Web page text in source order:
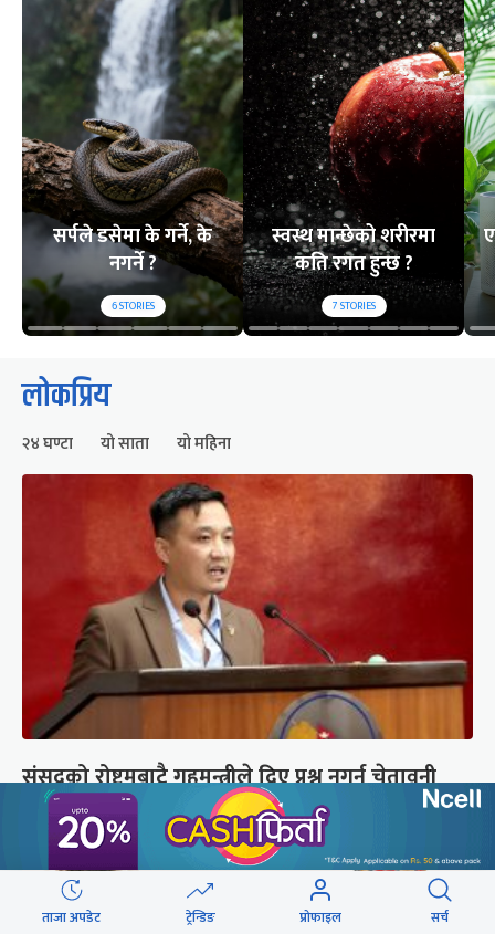
सर्पले डसेमा के गर्ने, के
नगर्ने ?
6STORIES
स्वस्थ मान्छेको शरीरमा
कति रगत हुन्छ ?
7STORIES
लोकप्रिय
२४ घण्टा यो साता यो महिना
संसद्को रोष्ट्रमबाटै गृहमन्त्रीले दिए प्रश्न नगर्न चेतावनी
ताजा अपडेट ट्रेन्डिङ प्रोफाइल सर्च